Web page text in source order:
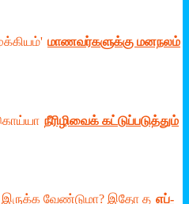
மாணவர்களுக்கு மனநலம்
நீரி­ழி­வைக் ­கட்­டுப்­ப­டுத்தும்
எப்­